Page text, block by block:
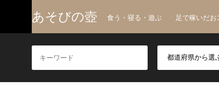
あそびの壺 食う・寝る・遊ぶ 足で稼いだお